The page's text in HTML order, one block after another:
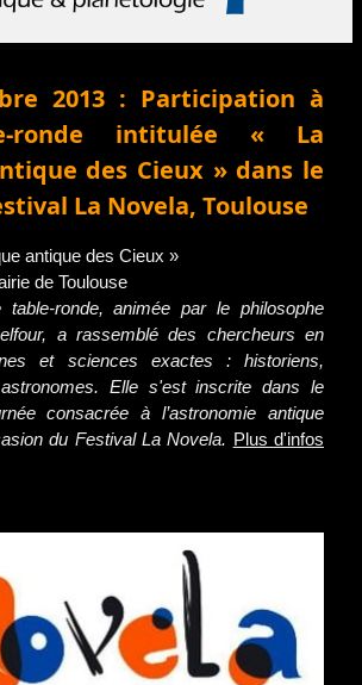
2013 : Participation à
ronde intitulée « La
des Cieux » dans le
La Novela, Toulouse
antique des Cieux »
de Toulouse
table-ronde, animée par le philosophe
a rassemblé des chercheurs en
et sciences exactes : historiens,
astronomes. Elle s'est inscrite dans le
consacrée à l’astronomie antique
du Festival La Novela. Plus d'infos